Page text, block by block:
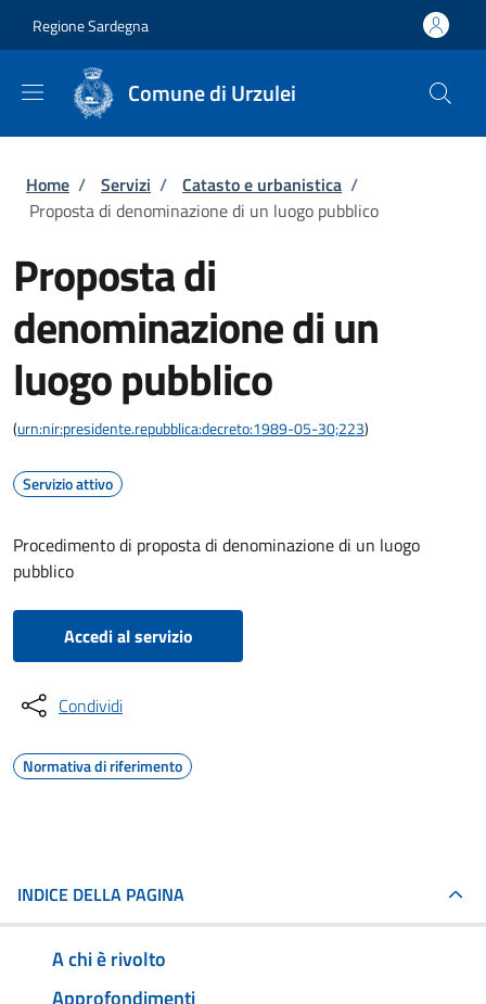
Regione Sardegna
Comune di Urzulei
Briciole di pane
Home / Servizi / Catasto e urbanistica /
Proposta di denominazione di un luogo pubblico
Proposta di
denominazione di un
luogo pubblico
(urn:nir:presidente.repubblica:decreto:1989-05-30;223)
Servizio attivo
Procedimento di proposta di denominazione di un luogo
pubblico
Accedi al servizio
Condividi
Normativa di riferimento
INDICE DELLA PAGINA
A chi è rivolto
Approfondimenti